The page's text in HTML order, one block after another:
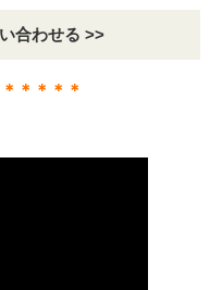
合わせる >>
＊＊＊＊